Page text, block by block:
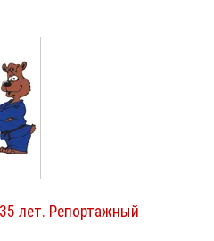
лет. Репортажный